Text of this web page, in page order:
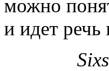
можно
и идет